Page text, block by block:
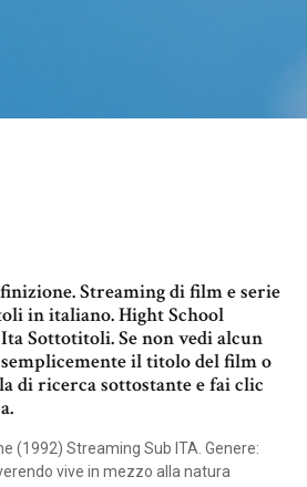
Streaming di film e serie
in italiano. Hight School
Sottotitoli. Se non vedi alcun
il titolo del film o
di ricerca sottostante e fai clic
(1992) Streaming Sub ITA. Genere:
vive in mezzo alla natura